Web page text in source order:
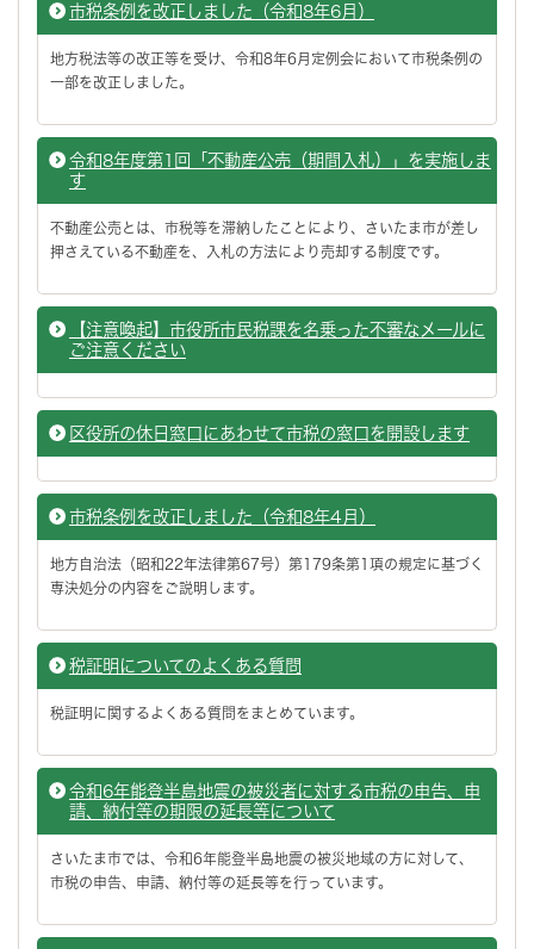
市税条例を改正しました（令和8年6月）
地方税法等の改正等を受け、令和8年6月定例会において市税条例の
一部を改正しました。
令和8年度第1回「不動産公売（期間入札）」を実施しま
す
不動産公売とは、市税等を滞納したことにより、さいたま市が差し
押さえている不動産を、入札の方法により売却する制度です。
【注意喚起】市役所市民税課を名乗った不審なメールに
ご注意ください
区役所の休日窓口にあわせて市税の窓口を開設します
市税条例を改正しました（令和8年4月）
地方自治法（昭和22年法律第67号）第179条第1項の規定に基づく
専決処分の内容をご説明します。
税証明についてのよくある質問
税証明に関するよくある質問をまとめています。
令和6年能登半島地震の被災者に対する市税の申告、申
請、納付等の期限の延長等について
さいたま市では、令和6年能登半島地震の被災地域の方に対して、
市税の申告、申請、納付等の延長等を行っています。